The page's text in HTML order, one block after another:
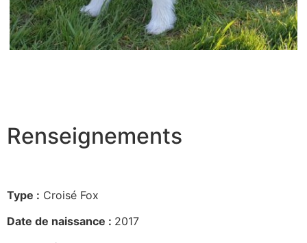
Renseignements
Type : Croisé Fox
Date de naissance : 2017